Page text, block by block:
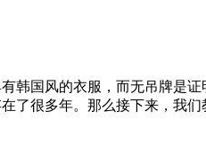
韩国风的衣服，而无吊牌是
了很多年。那么接下来，我